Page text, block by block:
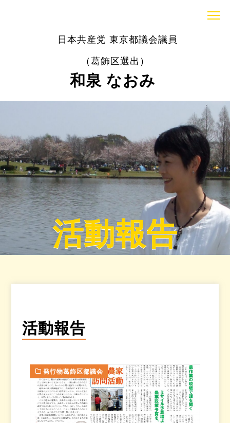
日本共産党 東京都議会議員
（葛飾区選出）
和泉 なおみ
活動報告
活動報告
発行物葛飾区都議会